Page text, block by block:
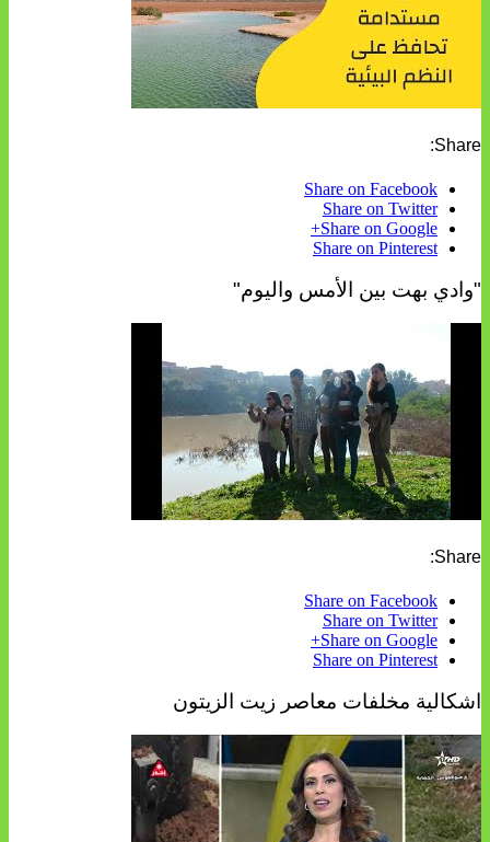
Share:
Share on Facebook
Share on Twitter
Share on Google+
Share on Pinterest
"وادي بهت بين الأمس واليوم"
Share:
Share on Facebook
Share on Twitter
Share on Google+
Share on Pinterest
اشكالية مخلفات معاصر زيت الزيتون